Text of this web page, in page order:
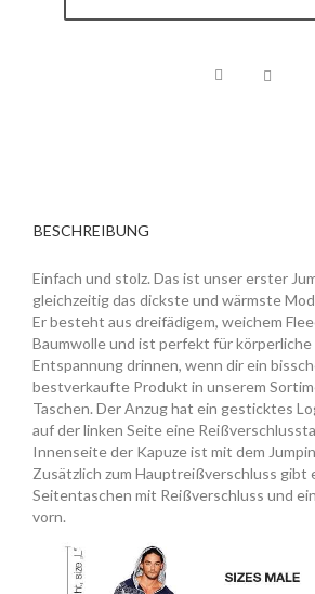
BESCHREIBUNG
Einfach und stolz. Das ist unser erster
gleichzeitig das dickste und wärmste
Er besteht aus dreifädigem, weichem
Baumwolle und ist perfekt für
Entspannung drinnen, wenn dir ein
bestverkaufte Produkt in unserem
Taschen. Der Anzug hat ein gesticktes
auf der linken Seite eine
Innenseite der Kapuze ist mit dem
Zusätzlich zum Hauptreißverschluss gibt
Seitentaschen mit Reißverschluss und
vorn.